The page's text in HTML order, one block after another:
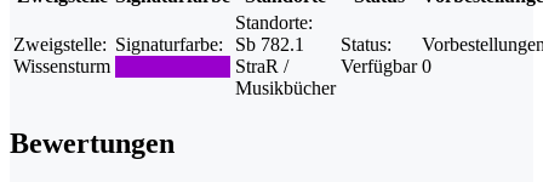
Zweigstelle:
Wissensturm
Signaturfarbe:
Standorte:
Sb 782.1
StraR /
Musikbücher
Status:
Verfügbar 0
Bewertungen